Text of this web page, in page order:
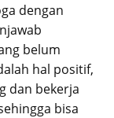
dengan
belum
hal positif,
dan bekerja
bisa